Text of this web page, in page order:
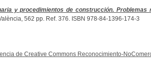
y procedimientos de construcción. Problemas
562 pp. Ref. 376. ISBN 978-84-1396-174-3
de Creative Commons Reconocimiento-